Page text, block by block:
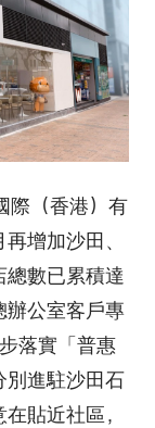
際（香港）有
增加沙田、
數已累積達
辦公室客戶專
落實「普惠
別進駐沙田石
貼近社區，